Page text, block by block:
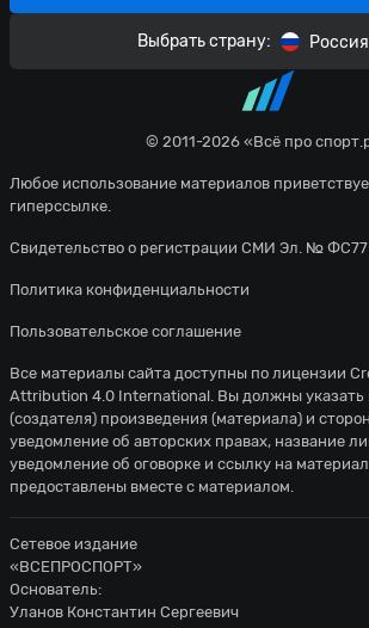
© 2011-2026 «Всё про
Любое использование материалов
гиперссылке.
Свидетельство о регистрации СМИ Эл. №
Политика конфиденциальности
Пользовательское соглашение
Выбрать страну: Россия
Все материалы сайта доступны по лицензии
Attribution 4.0 International. Вы должны указать
(создателя) произведения (материала) и
уведомление об авторских правах, название
уведомление об оговорке и ссылку на
предоставлены вместе с материалом.
Сетевое издание
«ВСЕПРОСПОРТ»
Основатель:
Уланов Константин Сергеевич